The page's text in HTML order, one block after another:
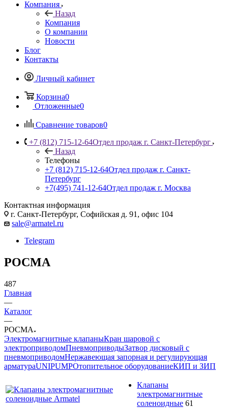
Компания
Назад
Компания
О компании
Новости
Блог
Контакты
Личный кабинет
Корзина0
Отложенные0
Сравнение товаров0
+7 (812) 715-12-64Отдел продаж г. Санкт-Петербург
Назад
Телефоны
+7 (812) 715-12-64Отдел продаж г. Санкт-
Петербург
+7(495) 741-12-64Отдел продаж г. Москва
Контактная информация
г. Санкт-Петербург, Софийская д. 91, офис 104
sale@armatel.ru
Telegram
РОСМА
487
Главная
—
Каталог
—
РОСМА
Электромагнитные клапаныКран шаровой с
электроприводомПневмоприводыЗатвор дисковый с
пневмоприводомНержавеющая запорная и регулирующая
арматураUNIPUMPОтопительное оборудованиеКИП и ЗИП
Клапаны
электромагнитные
соленоидные 61